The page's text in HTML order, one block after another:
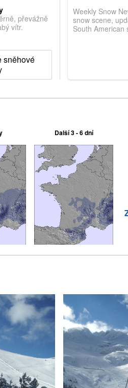
převážně
vítr.
sněhové
Weekly Snow
snow scene,
South American
Australian
2026, northern
two outdoor
Další 3 - 6 dní